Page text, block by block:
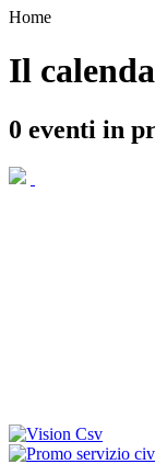
Home
Il
0 eventi in